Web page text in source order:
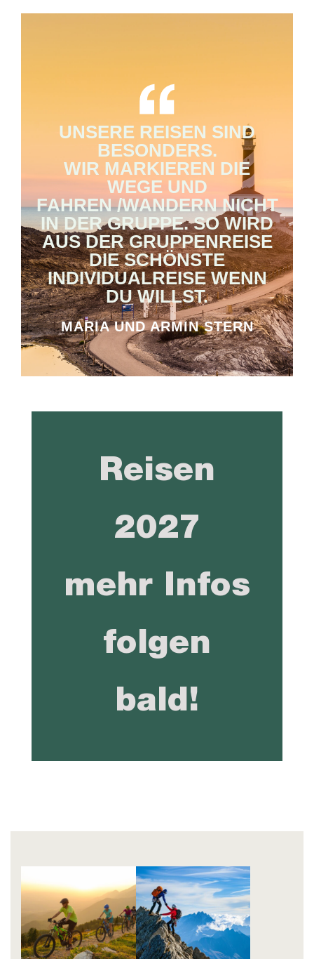
UNSERE REISEN SIND
BESONDERS.
WIR MARKIEREN DIE
WEGE UND
FAHREN /WANDERN NICHT
IN DER GRUPPE. SO WIRD
AUS DER GRUPPENREISE
DIE SCHÖNSTE
INDIVIDUALREISE WENN
DU WILLST.
MARIA UND ARMIN STERN
Reisen
2027
mehr Infos
folgen
bald!